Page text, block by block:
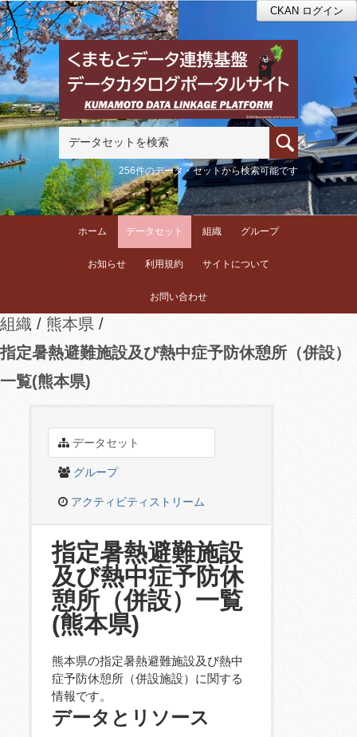
CKAN ログイン
256件のデータ・セットから検索可能です
ホーム データセット 組織 グループ
お知らせ 利用規約 サイトについて
お問い合わせ
組織
熊本県
指定暑熱避難施設及び熱中症予防休憩所（併設）
一覧(熊本県)
データセット
グループ
アクティビティストリーム
指定暑熱避難施設
及び熱中症予防休
憩所（併設）一覧
(熊本県)
熊本県の指定暑熱避難施設及び熱中
症予防休憩所（併設施設）に関する
情報です。
データとリソース